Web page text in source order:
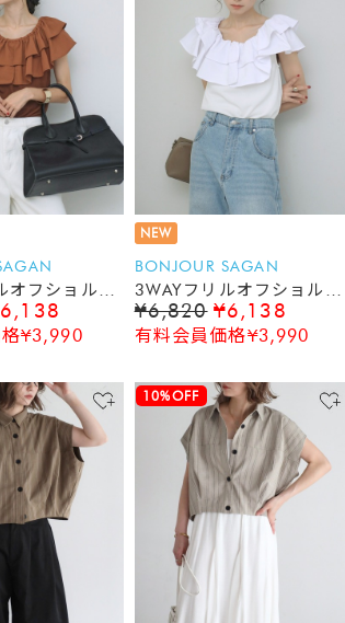
オフショルノ
ップス
¥3,990
NEW
BONJOUR SAGAN
3WAYフリルオフショルノ
ースリーブトップス
¥6,820 ¥6,138
有料会員価格¥3,990
10%OFF